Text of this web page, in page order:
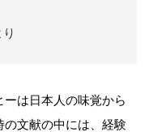
は日本人の味覚から
文献の中には、経験